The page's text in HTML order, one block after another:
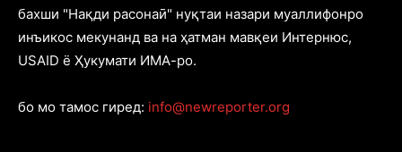
бахши "Нақди расонаӣ" нуқтаи назари муаллифонро
инъикос мекунанд ва на ҳатман мавқеи Интернюс,
USAID ё Ҳукумати ИМА-ро.
бо мо тамос гиред: info@newreporter.org